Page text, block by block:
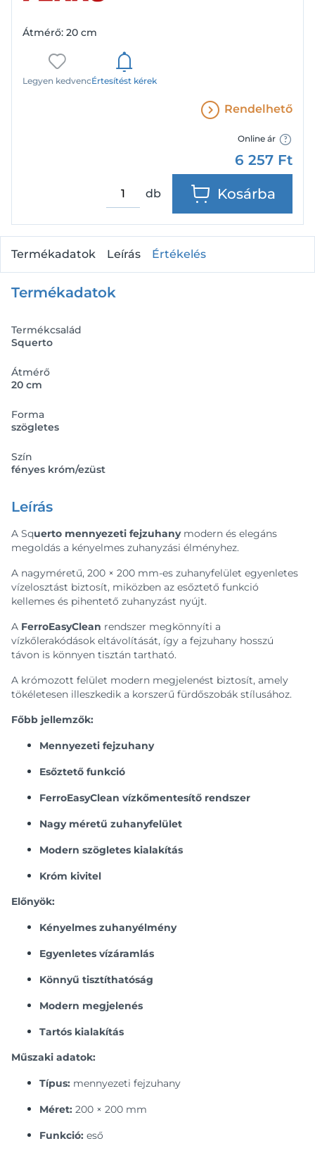
Átmérő: 20 cm
Legyen kedvencÉrtesítést kérek
Rendelhető
Online ár
6 257 Ft
db Kosárba
Termékadatok Leírás Értékelés
Termékadatok
Termékcsalád
Squerto
Átmérő
20 cm
Forma
szögletes
Szín
fényes króm/ezüst
Leírás
A Squerto mennyezeti fejzuhanymodern és elegáns
megoldás a kényelmes zuhanyzási élményhez.
A nagyméretű, 200 × 200 mm-es zuhanyfelület egyenletes
vízelosztást biztosít, miközben az esőztető funkció
kellemes és pihentető zuhanyzást nyújt.
A FerroEasyClean rendszer megkönnyíti a
vízkőlerakódások eltávolítását, így a fejzuhany hosszú
távon is könnyen tisztán tartható.
A krómozott felület modern megjelenést biztosít, amely
tökéletesen illeszkedik a korszerű fürdőszobák stílusához.
Főbb jellemzők:
Mennyezeti fejzuhany
Esőztető funkció
FerroEasyClean vízkőmentesítő rendszer
Nagy méretű zuhanyfelület
Modern szögletes kialakítás
Króm kivitel
Előnyök:
Kényelmes zuhanyélmény
Egyenletes vízáramlás
Könnyű tisztíthatóság
Modern megjelenés
Tartós kialakítás
Műszaki adatok:
Típus: mennyezeti fejzuhany
Méret: 200 × 200 mm
Funkció: eső